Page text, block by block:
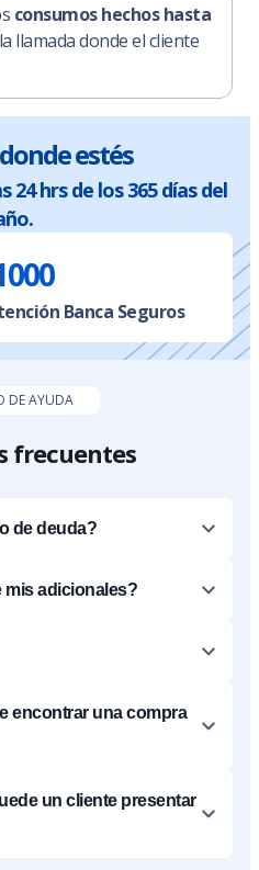
consumos hechos hasta
llamada donde el cliente
estés
hrs de los 365 días del
Banca Seguros
DE AYUDA
frecuentes
de deuda?
mis adicionales?
encontrar una compra
un cliente presentar